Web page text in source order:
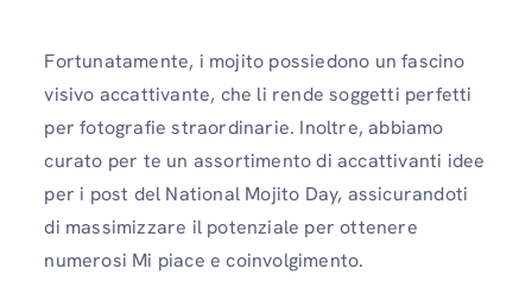
Fortunatamente, i mojito possiedono un fascino
visivo accattivante, che li rende soggetti perfetti
per fotografie straordinarie. Inoltre, abbiamo
curato per te un assortimento di accattivanti idee
per i post del National Mojito Day, assicurandoti
di massimizzare il potenziale per ottenere
numerosi Mi piace e coinvolgimento.